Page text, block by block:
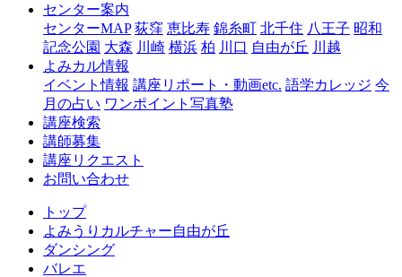
由
丘
センター案内
センターMAP 荻窪 恵比寿 錦糸町 北千住 八王子 昭和
記念公園 大森 川崎 横浜 柏 川口 自由が丘 川越
よみカル情報
イベント情報 講座リポート・動画etc. 語学カレッジ 今
月の占い ワンポイント写真塾
講座検索
講師募集
講座リクエスト
お問い合わせ
トップ
よみうりカルチャー自由が丘
ダンシング
バレエ